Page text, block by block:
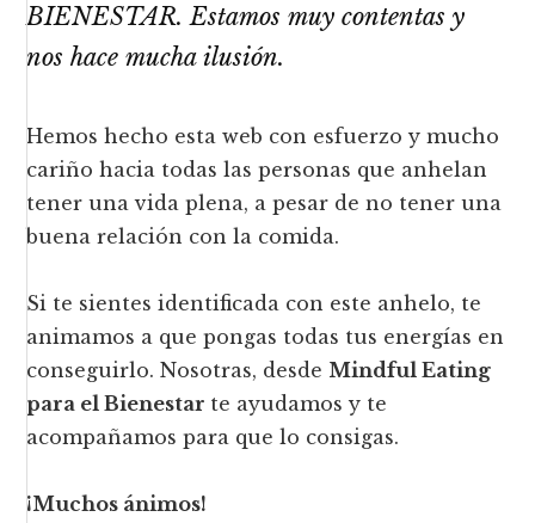
BIENESTAR. Estamos muy contentas y
nos hace mucha ilusión.
Hemos hecho esta web con esfuerzo y mucho
cariño hacia todas las personas que anhelan
tener una vida plena, a pesar de no tener una
buena relación con la comida.
Si te sientes identificada con este anhelo, te
animamos a que pongas todas tus energías en
conseguirlo. Nosotras, desde Mindful Eating
para el Bienestar te ayudamos y te
acompañamos para que lo consigas.
¡Muchos ánimos!